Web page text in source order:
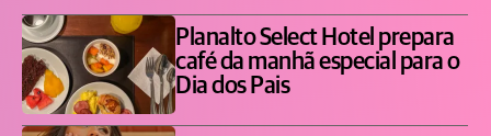
Planalto Select Hotel prepara
café da manhã especial para o
Dia dos Pais